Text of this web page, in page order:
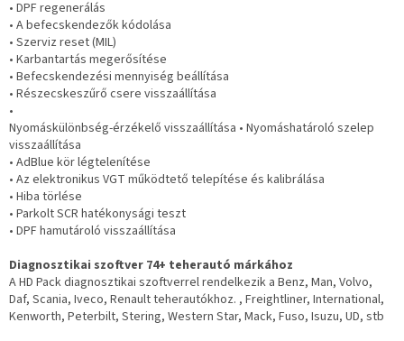
• DPF regenerálás
• A befecskendezők kódolása
• Szerviz reset (MIL)
• Karbantartás megerősítése
• Befecskendezési mennyiség beállítása
• Részecskeszűrő csere visszaállítása
•
Nyomáskülönbség-érzékelő visszaállítása • Nyomáshatároló szelep
visszaállítása
• AdBlue kör légtelenítése
• Az elektronikus VGT működtető telepítése és kalibrálása
• Hiba törlése
• Parkolt SCR hatékonysági teszt
• DPF hamutároló visszaállítása
Diagnosztikai szoftver 74+ teherautó márkához
A HD Pack diagnosztikai szoftverrel rendelkezik a Benz, Man, Volvo,
Daf, Scania, Iveco, Renault teherautókhoz. , Freightliner, International,
Kenworth, Peterbilt, Stering, Western Star, Mack, Fuso, Isuzu, UD, stb